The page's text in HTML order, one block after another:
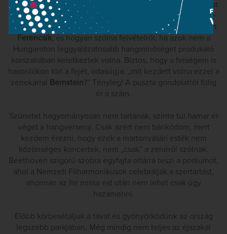
Szerencsére elég jól ismerem a művet, így az előadás most
inkább emlékeztetetőként működik. A zenekar minősége
így is átjön. Eszembe jut például, hogy hogyan csinálta ezt
Ferencsik , és hogyan szólna felvételről, ha azok nem a
Hungaroton leggyalázatosabb hangminőséget produkáló
korszakában keletkeztek volna. Biztos, hogy a felségem is
hasonlókon töri a fejét, odasúgja: „mit kezdett volna ezzel a
zenekarral
Bernstein?” Tényleg! A puszta gondolattól fülig
ér a szám.
Szünetet hagyományosan nem tartanak, szinte túl hamar ér
véget a hangverseny. Csak azért nem bánkódom, mert
kezdem érezni, hogy ezek a martonvásári esték nem
közönséges koncertek, nem „csak” a zenéről szólnak.
Beethoven szigorú szobra egyfajta oltárrá teszi a pódiumot,
ahol a Nemzeti Filharmonikusok celebrálják a szertartást,
ahonnan az Ite missa est után nem lehet csak úgy
hazamenni.
Előbb körbesétáljuk a tavat és gyönyörködünk az ország
legszebb parkjában. Még mindig nem teljes az éjszakai